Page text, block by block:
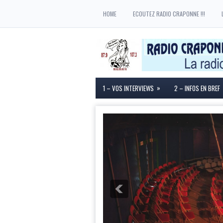
HOME ECOUTEZ RADIO CRAPONNE !!!
1 – VOS INTERVIEWS » 2 – INFOS EN BREF